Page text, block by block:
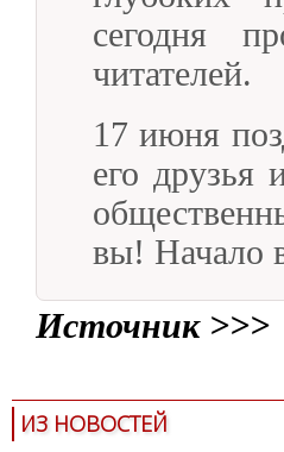
сегодня
читателей.
17 июня
его друзья
вы! Начало
Источник >>>
ИЗ НОВОСТЕЙ